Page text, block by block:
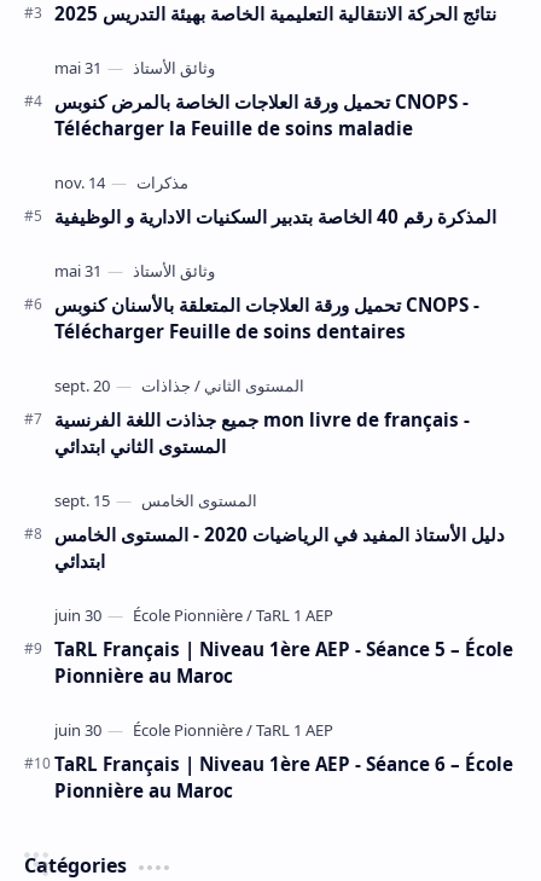
نتائج الحركة الانتقالية التعليمية الخاصة بهيئة التدريس 2025
تحميل ورقة العلاجات الخاصة بالمرض كنوبس CNOPS -
Télécharger la Feuille de soins maladie
المذكرة رقم 40 الخاصة بتدبير السكنيات الادارية و الوظيفية
تحميل ورقة العلاجات المتعلقة بالأسنان كنوبس CNOPS -
Télécharger Feuille de soins dentaires
جميع جذاذت اللغة الفرنسية mon livre de français -
المستوى الثاني ابتدائي
دليل الأستاذ المفيد في الرياضيات 2020 - المستوى الخامس
ابتدائي
TaRL Français | Niveau 1ère AEP - Séance 5 – École
Pionnière au Maroc
TaRL Français | Niveau 1ère AEP - Séance 6 – École
Pionnière au Maroc
Catégories